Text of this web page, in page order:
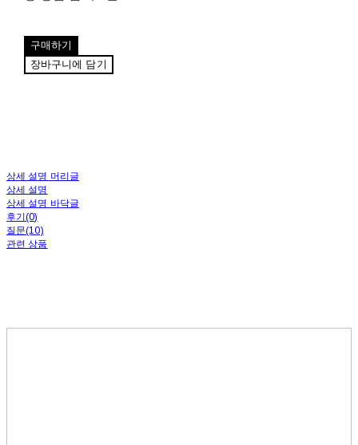
구매하기
장바구니에 담기
상세 설명 머리글
상세 설명
상세 설명 바닥글
후기(0)
질문(10)
관련 상품